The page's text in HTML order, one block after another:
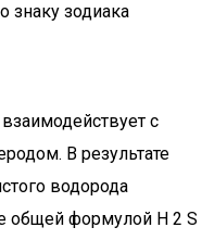
знаку зодиака
с
В результате
водорода
общей формулой H 2 S